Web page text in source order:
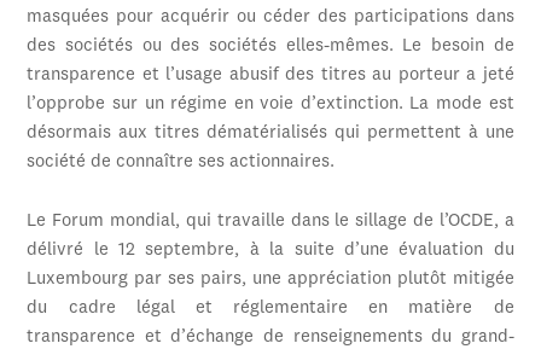
masquées pour acquérir ou céder des participations dans
des sociétés ou des sociétés elles-mêmes. Le besoin de
transparence et l’usage abusif des titres au porteur a jeté
l’opprobe sur un régime en voie d’extinction. La mode est
désormais aux titres dématérialisés qui permettent à une
société de connaître ses actionnaires.
Le Forum mondial, qui travaille dans le sillage de l’OCDE, a
délivré le 12 septembre, à la suite d’une évaluation du
Luxembourg par ses pairs, une appréciation plutôt mitigée
du cadre légal et réglementaire en matière de
transparence et d’échange de renseignements du grand-